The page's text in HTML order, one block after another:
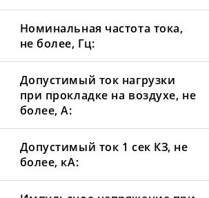
Номинальная частота тока,
не более, Гц:
Допустимый ток нагрузки
при прокладке на воздухе, не
более, А:
Допустимый ток 1 сек КЗ, не
более, кА: